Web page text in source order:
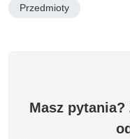
Przedmioty
Masz